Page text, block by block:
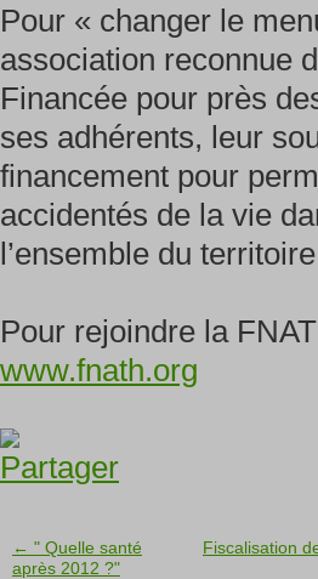
Pour « changer le
association reconnue
Financée pour près
ses adhérents, leur
financement pour
accidentés de la vie
l’ensemble du
Pour rejoindre la
www.fnath.org
← " Quelle santé
après 2012 ?"
Fiscalisation